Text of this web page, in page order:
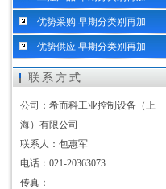
优势采购 早期分类别再加
优势供应 早期分类别再加
联系方式
公司：希而科工业控制设备（上
海）有限公司
联系人：包惠军
电话：021-20363073
传真：